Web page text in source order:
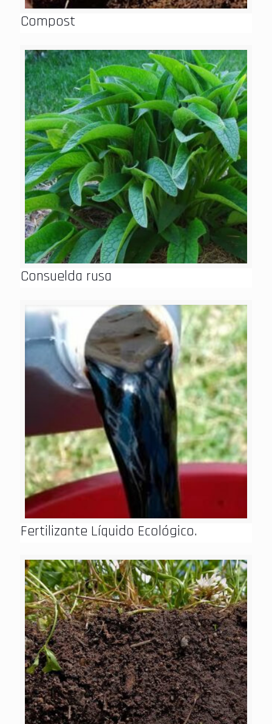
Compost
Consuelda rusa
Fertilizante Líquido Ecológico.